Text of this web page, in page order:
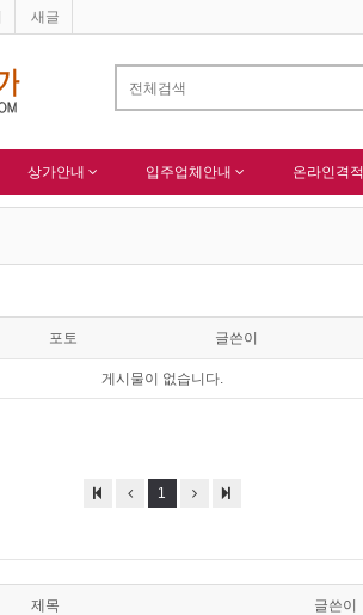
새글
한국종합산업(주) 회원님 가입을 축하드립니다 !
상가안내 입주업체안내 온라인격적
포토 글쓴이
게시물이 없습니다.
1
제목 글쓴이